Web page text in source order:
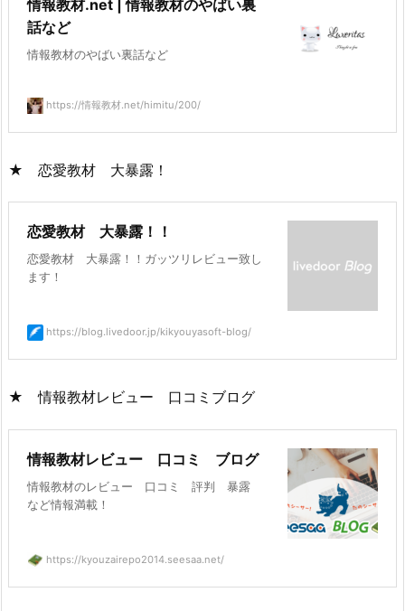
情報教材.net | 情報教材のやばい裏
話など
情報教材のやばい裏話など
https://情報教材.net/himitu/200/
★ 恋愛教材 大暴露！
恋愛教材 大暴露！！
恋愛教材 大暴露！！ガッツリレビュー致し
ます！
https://blog.livedoor.jp/kikyouyasoft-blog/
★ 情報教材レビュー 口コミブログ
情報教材レビュー 口コミ ブログ
情報教材のレビュー 口コミ 評判 暴露
など情報満載！
https://kyouzairepo2014.seesaa.net/